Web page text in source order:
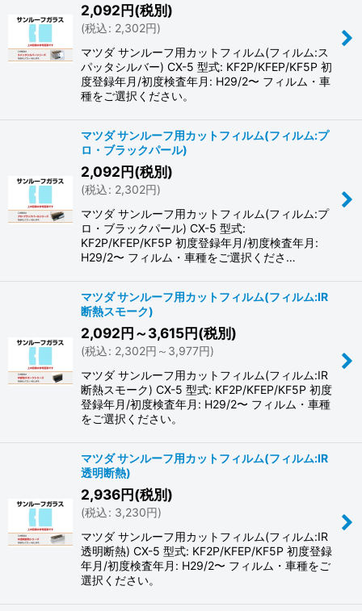
2,092円(税別)
(税込: 2,302円)
マツダ サンルーフ用カットフィルム(フィルム:ス
パッタシルバー) CX-5 型式: KF2P/KFEP/KF5P 初
度登録年月/初度検査年月: H29/2〜 フィルム・車
種をご選択ください。
マツダ サンルーフ用カットフィルム(フィルム:プ
ロ・ブラックパール)
2,092円(税別)
(税込: 2,302円)
マツダ サンルーフ用カットフィルム(フィルム:プ
ロ・ブラックパール) CX-5 型式:
KF2P/KFEP/KF5P 初度登録年月/初度検査年月:
H29/2〜 フィルム・車種をご選択くださ…
マツダ サンルーフ用カットフィルム(フィルム:IR
断熱スモーク)
2,092円～3,615円(税別)
(税込: 2,302円 ～3,977円)
マツダ サンルーフ用カットフィルム(フィルム:IR
断熱スモーク) CX-5 型式: KF2P/KFEP/KF5P 初度
登録年月/初度検査年月: H29/2〜 フィルム・車種
をご選択ください。
マツダ サンルーフ用カットフィルム(フィルム:IR
透明断熱)
2,936円(税別)
(税込: 3,230円)
マツダ サンルーフ用カットフィルム(フィルム:IR
透明断熱) CX-5 型式: KF2P/KFEP/KF5P 初度登録
年月/初度検査年月: H29/2〜 フィルム・車種をご
選択ください。